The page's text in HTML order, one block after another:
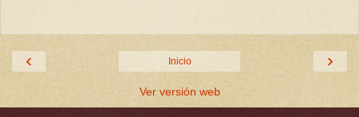
‹ ›
Inicio
Ver versión web